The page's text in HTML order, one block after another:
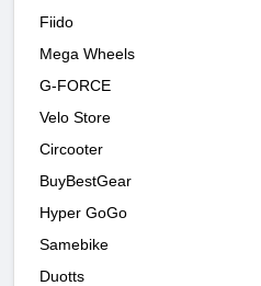
Fiido
Mega Wheels
G-FORCE
Velo Store
Circooter
BuyBestGear
Hyper GoGo
Samebike
Duotts